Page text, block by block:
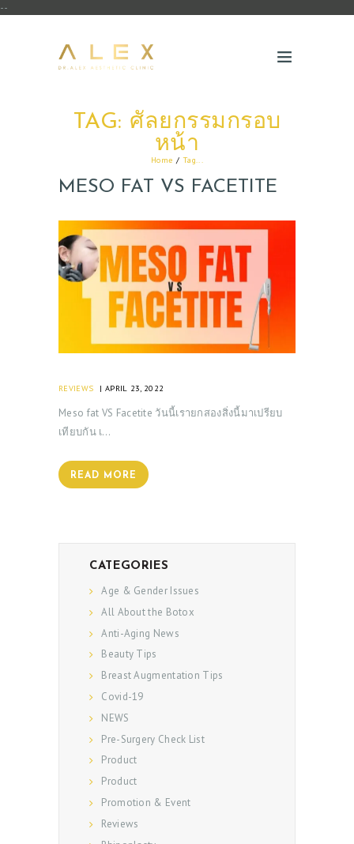
--
TAG: ศัลยกรรมกรอบ
หน้า
Home Tag...
MESO FAT VS FACETITE
REVIEWS APRIL 23, 2022
Meso fat VS Facetite วันนี้เรายกสองสิ่งนี้มาเปรียบ
เทียบกัน เ…
READ MORE
CATEGORIES
Age & Gender Issues
All About the Botox
Anti-Aging News
Beauty Tips
Breast Augmentation Tips
Covid-19
NEWS
Pre-Surgery Check List
Product
Product
Promotion & Event
Reviews